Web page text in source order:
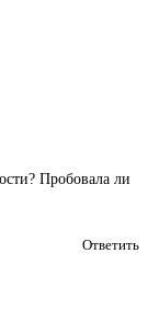
Пробовала ли
Ответить